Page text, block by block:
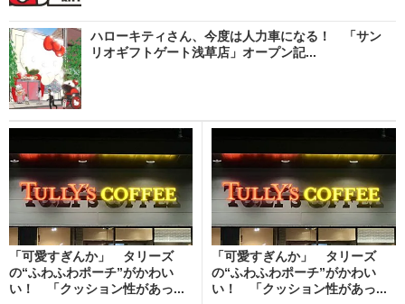
ハローキティさん、今度は人力車になる！ 「サン
リオギフトゲート浅草店」オープン記...
「可愛すぎんか」 タリーズ
の“ふわふわポーチ”がかわい
い！ 「クッション性があっ...
「可愛すぎんか」 タリーズ
の“ふわふわポーチ”がかわい
い！ 「クッション性があっ...